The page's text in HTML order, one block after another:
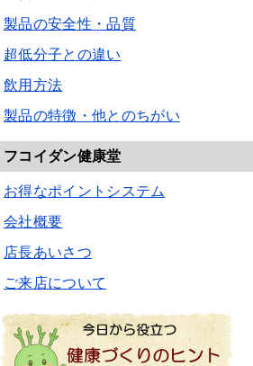
製品の安全性・品質
超低分子との違い
飲用方法
製品の特徴・他とのちがい
フコイダン健康堂
お得なポイントシステム
会社概要
店長あいさつ
ご来店について